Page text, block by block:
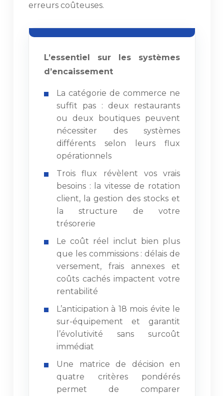
erreurs coûteuses.
L’essentiel sur les systèmes
d’encaissement
La catégorie de commerce ne
suffit pas : deux restaurants
ou deux boutiques peuvent
nécessiter des systèmes
différents selon leurs flux
opérationnels
Trois flux révèlent vos vrais
besoins : la vitesse de rotation
client, la gestion des stocks et
la structure de votre
trésorerie
Le coût réel inclut bien plus
que les commissions : délais de
versement, frais annexes et
coûts cachés impactent votre
rentabilité
L’anticipation à 18 mois évite le
sur-équipement et garantit
l’évolutivité sans surcoût
immédiat
Une matrice de décision en
quatre critères pondérés
permet de comparer